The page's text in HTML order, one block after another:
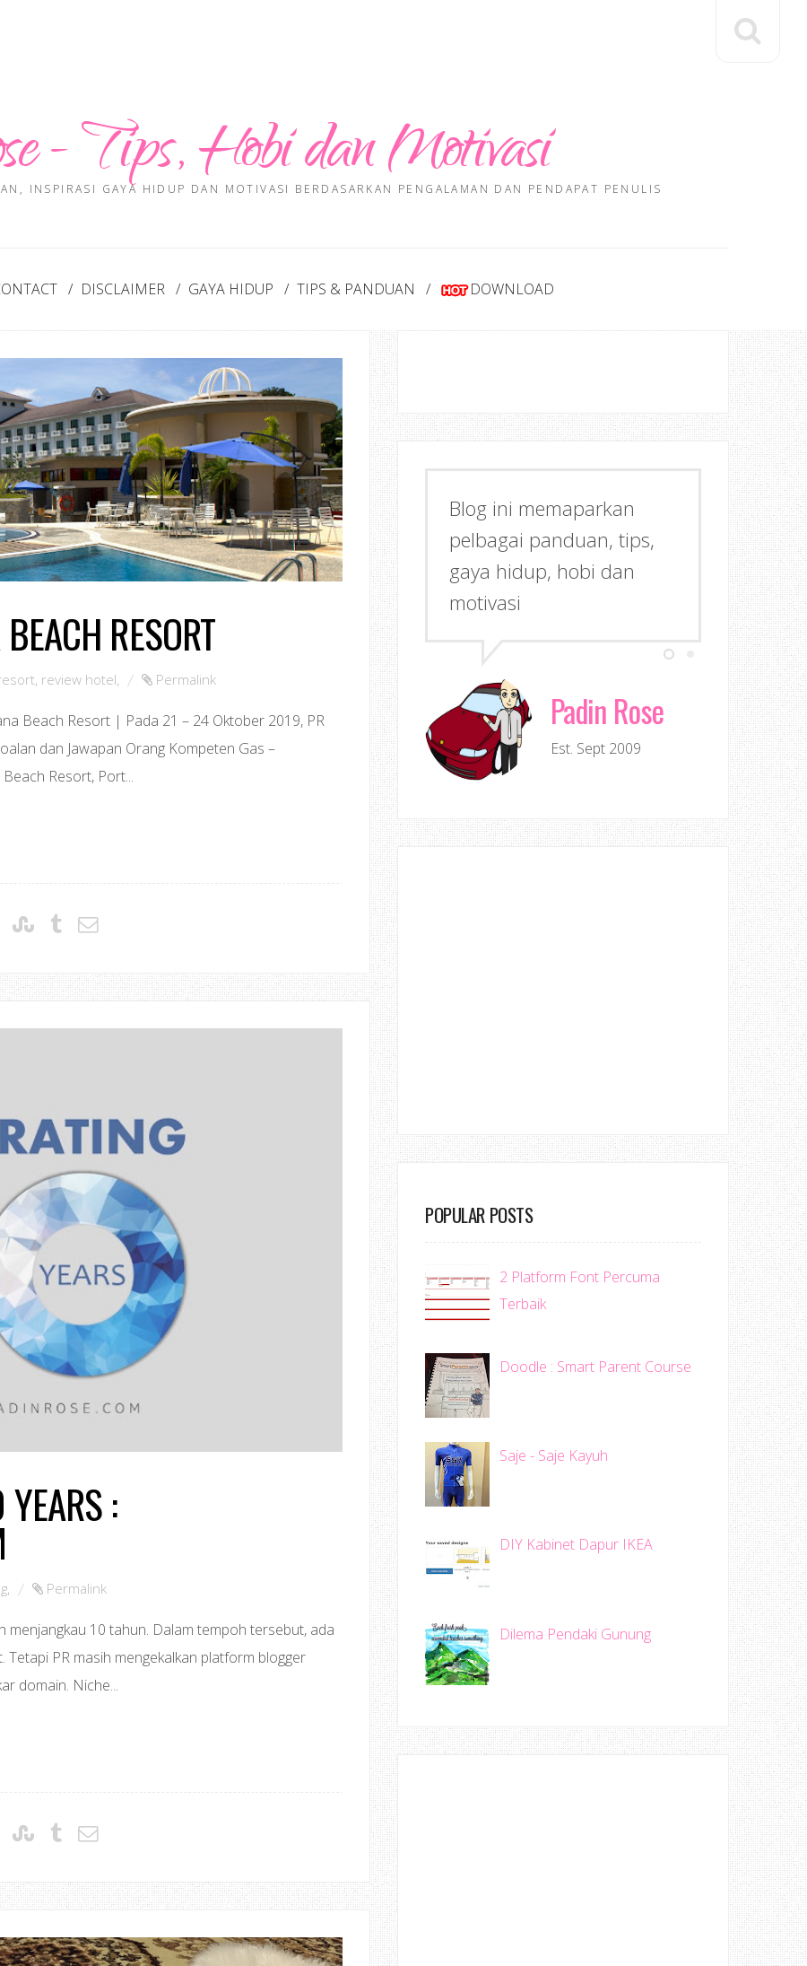
- Tips, Hobi dan Motivasi
INSPIRASI GAYA HIDUP DAN MOTIVASI BERDASARKAN PENGALAMAN DAN PENDAPAT PENULIS
DISCLAIMER GAYA HIDUP TIPS & PANDUAN DOWNLOAD
RESORT
, review hotel, Permalink
Beach Resort | Pada 21 – 24 Oktober 2019, PR
dan Jawapan Orang Kompeten Gas –
Resort, Port...
YEARS :
, Permalink
menjangkau 10 tahun. Dalam tempoh tersebut, ada
PR masih mengekalkan platform blogger
domain. Niche...
Blog ini memaparkan
pelbagai panduan, tips,
gaya hidup, hobi dan
motivasi
Padin Rose
Est. Sept 2009
POPULAR POSTS
2 Platform Font Percuma
Terbaik
Doodle : Smart Parent Course
Saje - Saje Kayuh
DIY Kabinet Dapur IKEA
Dilema Pendaki Gunung